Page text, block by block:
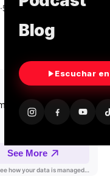
Blog
Escuchar
·5 min de lectura